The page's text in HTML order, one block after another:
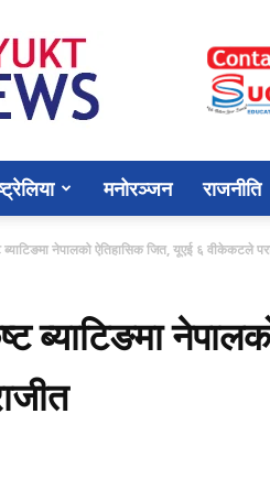
मनोरञ्जन राजनीति
नेपालको ऐतिहासिक जित, यूएई ६ वीकेकटले
ब्याटिङमा